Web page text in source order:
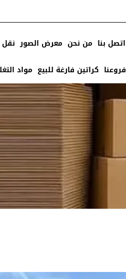
اتصل بنا من نحن معرض الصور نقل
فروعنا كراتين فارغة للبيع مواد